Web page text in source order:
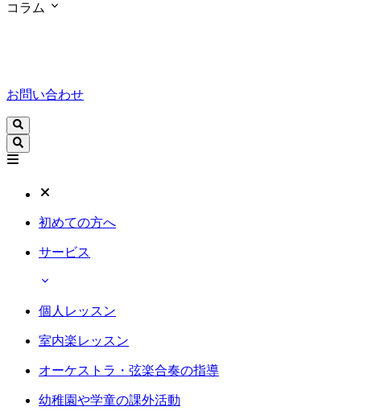
コラム
お問い合わせ
初めての方へ
サービス
個人レッスン
室内楽レッスン
オーケストラ・弦楽合奏の指導
幼稚園や学童の課外活動